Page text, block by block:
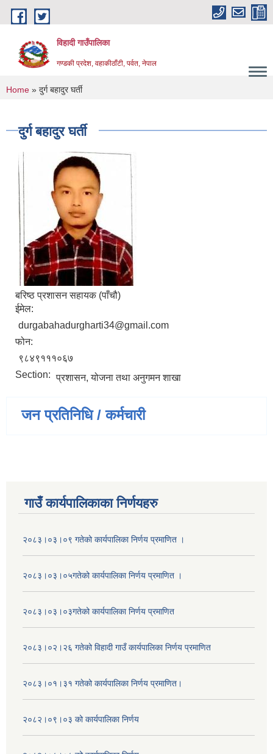
Skip to main content
विहादी गाउँपालिका
गण्डकी प्रदेश, वहाकीठाँटी, पर्वत, नेपाल
You are here
Home » दुर्ग बहादुर घर्ती
दुर्ग बहादुर घर्ती
बरिष्ठ प्रशासन सहायक (पाँचौ)
ईमेल:
durgabahadurgharti34@gmail.com
फोन:
९८४९१११०६७
Section: प्रशासन, योजना तथा अनुगमन शाखा
जन प्रतिनिधि / कर्मचारी
गाउँ कार्यपालिकाका निर्णयहरु
२०८३।०३।०९ गतेको कार्यपालिका निर्णय प्रमाणित ।
२०८३।०३।०५गतेको कार्यपालिका निर्णय प्रमाणित ।
२०८३।०३।०३गतेको कार्यपालिका निर्णय प्रमाणित
२०८३।०२।२६ गतेको विहादी गाउँ कार्यपालिका निर्णय प्रमाणित
२०८३।०१।३१ गतेको कार्यपालिका निर्णय प्रमाणित।
२०८२।०९।०३ को कार्यपालिका निर्णय